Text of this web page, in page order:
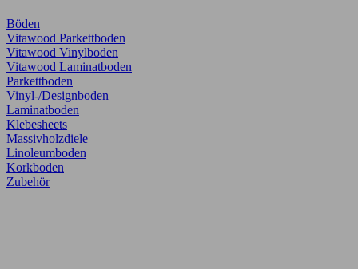
Böden
Vitawood Parkettboden
Vitawood Vinylboden
Vitawood Laminatboden
Parkettboden
Vinyl-/Designboden
Laminatboden
Klebesheets
Massivholzdiele
Linoleumboden
Korkboden
Zubehör